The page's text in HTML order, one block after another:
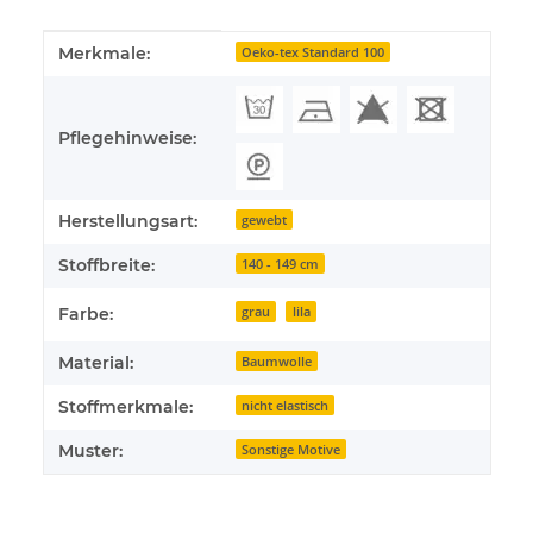
Produkteigenschaft
Wert
Merkmale: Oeko-tex Standard 100
Pflegehinweise:
Herstellungsart: gewebt
Stoffbreite: 140 - 149 cm
Farbe: grau lila
Material: Baumwolle
Stoffmerkmale: nicht elastisch
Muster: Sonstige Motive